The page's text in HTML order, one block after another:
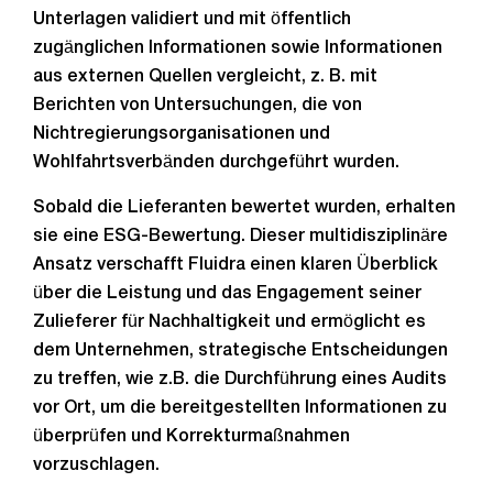
Unterlagen validiert und mit öffentlich
zugänglichen Informationen sowie Informationen
aus externen Quellen vergleicht, z. B. mit
Berichten von Untersuchungen, die von
Nichtregierungsorganisationen und
Wohlfahrtsverbänden durchgeführt wurden.
Sobald die Lieferanten bewertet wurden, erhalten
sie eine ESG-Bewertung. Dieser multidisziplinäre
Ansatz verschafft Fluidra einen klaren Überblick
über die Leistung und das Engagement seiner
Zulieferer für Nachhaltigkeit und ermöglicht es
dem Unternehmen, strategische Entscheidungen
zu treffen, wie z.B. die Durchführung eines Audits
vor Ort, um die bereitgestellten Informationen zu
überprüfen und Korrekturmaßnahmen
vorzuschlagen.